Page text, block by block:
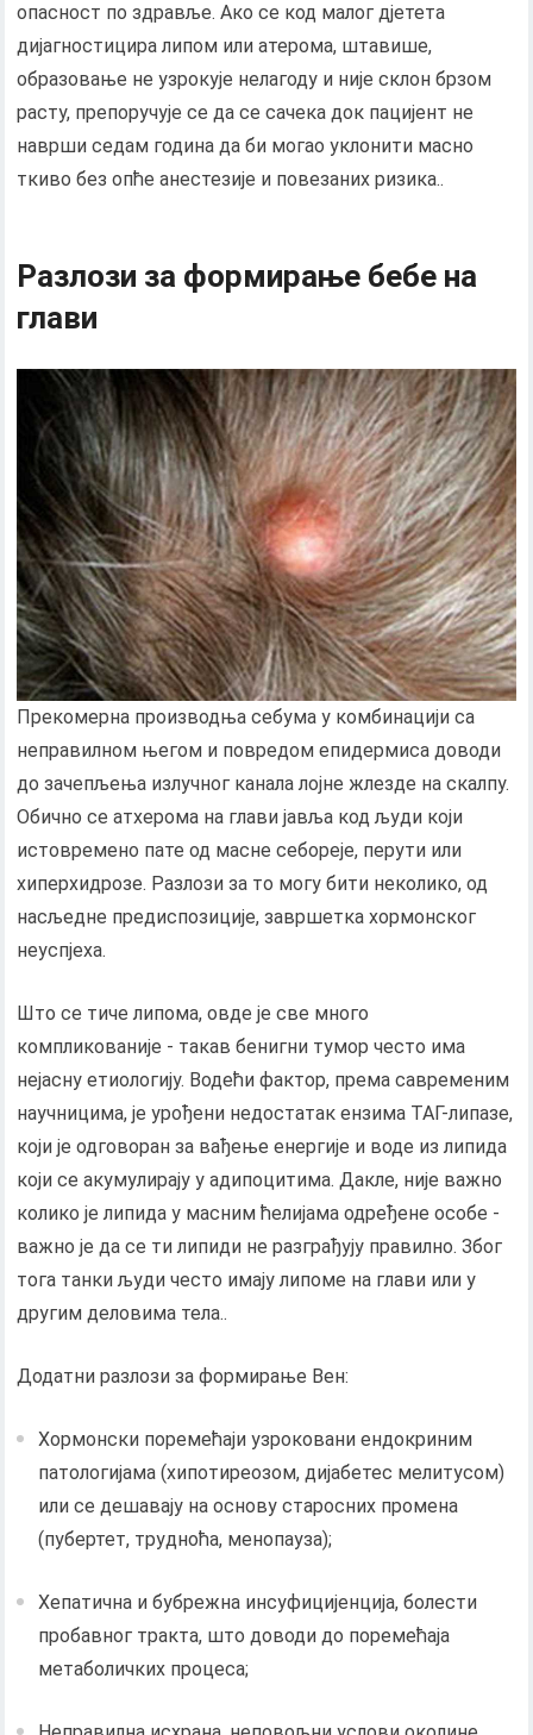
опасност по здравље. Ако се код малог дјетета
дијагностицира липом или атерома, штавише,
образовање не узрокује нелагоду и није склон брзом
расту, препоручује се да се сачека док пацијент не
наврши седам година да би могао уклонити масно
ткиво без опће анестезије и повезаних ризика..
Разлози за формирање бебе на
глави
Прекомерна производња себума у ​​комбинацији са
неправилном његом и повредом епидермиса доводи
до зачепљења излучног канала лојне жлезде на скалпу.
Обично се атхерома на глави јавља код људи који
истовремено пате од масне себореје, перути или
хиперхидрозе. Разлози за то могу бити неколико, од
насљедне предиспозиције, завршетка хормонског
неуспјеха.
Што се тиче липома, овде је све много
компликованије - такав бенигни тумор често има
нејасну етиологију. Водећи фактор, према савременим
научницима, је урођени недостатак ензима ТАГ-липазе,
који је одговоран за вађење енергије и воде из липида
који се акумулирају у адипоцитима. Дакле, није важно
колико је липида у масним ћелијама одређене особе -
важно је да се ти липиди не разграђују правилно. Због
тога танки људи често имају липоме на глави или у
другим деловима тела..
Додатни разлози за формирање Вен:
Хормонски поремећаји узроковани ендокриним
патологијама (хипотиреозом, дијабетес мелитусом)
или се дешавају на основу старосних промена
(пубертет, трудноћа, менопауза);
Хепатична и бубрежна инсуфицијенција, болести
пробавног тракта, што доводи до поремећаја
метаболичких процеса;